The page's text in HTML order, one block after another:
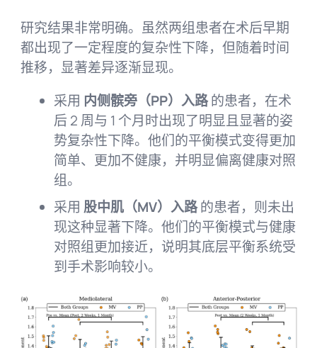
研究结果非常明确。虽然两组患者在术后早期
都出现了一定程度的复杂性下降，但随着时间
推移，显著差异逐渐显现。
采用 内侧髌旁（PP）入路的患者，在术
后 2 周与 1 个月时出现了明显且显著的姿
势复杂性下降。他们的平衡模式变得更加
简单、更加不健康，并明显偏离健康对照
组。
采用 股中肌（MV）入路的患者，则未出
现这种显著下降。他们的平衡模式与健康
对照组更加接近，说明其底层平衡系统受
到手术影响较小。